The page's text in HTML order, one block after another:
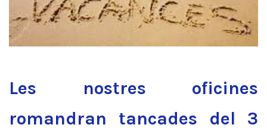
Les nostres oficines
romandran tancades del 3